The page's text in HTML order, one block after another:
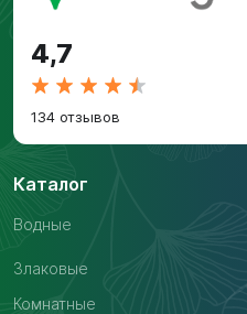
4,7
134 отзывов
Каталог
Водные
Злаковые
Комнатные